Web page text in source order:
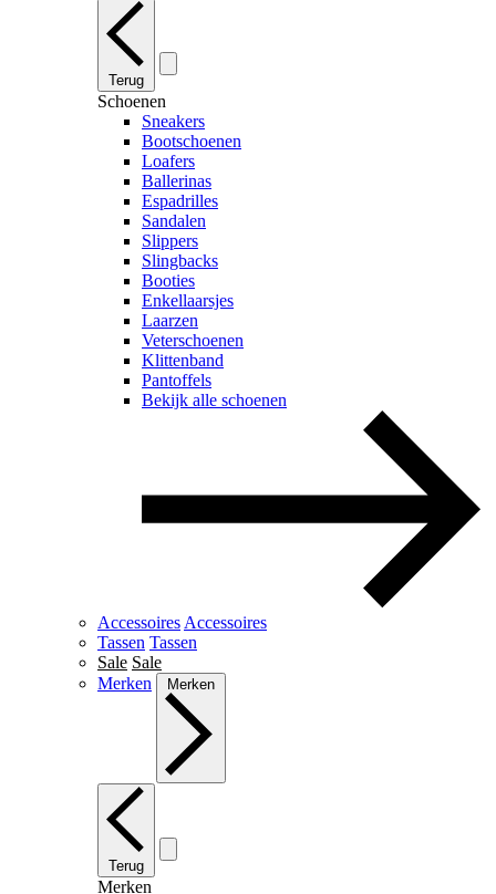
Terug
Schoenen
Sneakers
Bootschoenen
Loafers
Ballerinas
Espadrilles
Sandalen
Slippers
Slingbacks
Booties
Enkellaarsjes
Laarzen
Veterschoenen
Klittenband
Pantoffels
Bekijk alle schoenen
Accessoires Accessoires
Tassen Tassen
Sale Sale
Merken
Merken
Terug
Merken